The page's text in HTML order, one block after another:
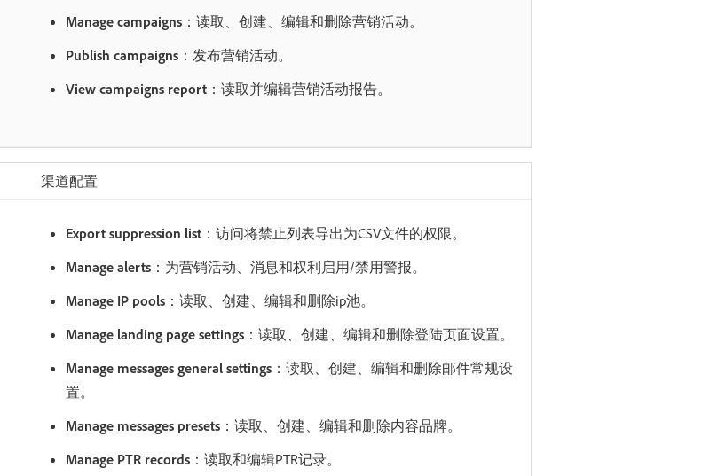
Manage campaigns ：读取、创建、编辑和删除营销活动。
Publish campaigns ：发布营销活动。
View campaigns report ：读取并编辑营销活动报告。
渠道配置
Export suppression list ：访问将禁止列表导出为CSV文件的权限。
Manage alerts ：为营销活动、消息和权利启用/禁用警报。
Manage IP pools ：读取、创建、编辑和删除ip池。
Manage landing page settings ：读取、创建、编辑和删除登陆页面设置。
Manage messages general settings ：读取、创建、编辑和删除邮件常规设
置。
Manage messages presets ：读取、创建、编辑和删除内容品牌。
Manage PTR records ：读取和编辑PTR记录。